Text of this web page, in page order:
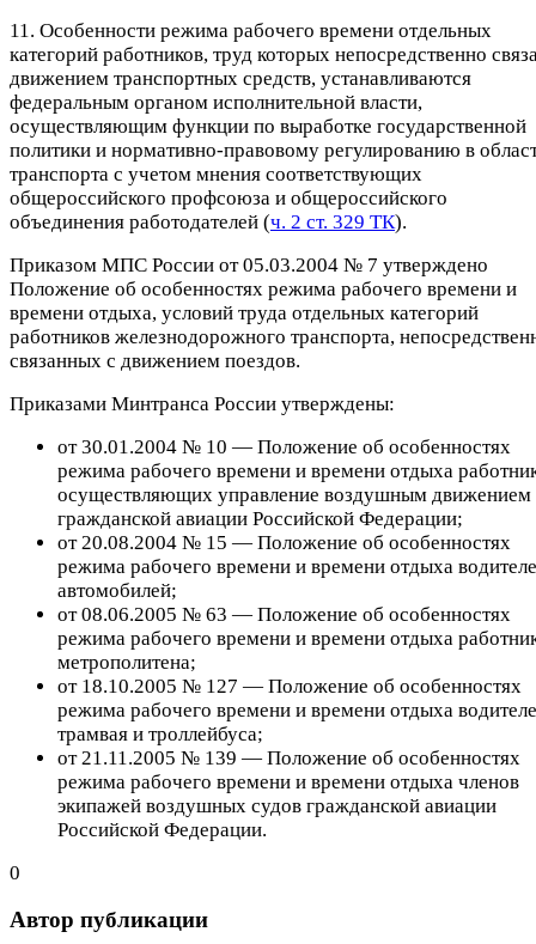
11. Особенности режима рабочего времени отдельных
категорий работников, труд которых непосредственно
движением транспортных средств, устанавливаются
федеральным органом исполнительной власти,
осуществляющим функции по выработке государственной
политики и нормативно-правовому регулированию в
транспорта с учетом мнения соответствующих
общероссийского профсоюза и общероссийского
объединения работодателей (ч. 2 ст. 329 ТК).
Приказом МПС России от 05.03.2004 № 7 утверждено
Положение об особенностях режима рабочего времени и
времени отдыха, условий труда отдельных категорий
работников железнодорожного транспорта,
связанных с движением поездов.
Приказами Минтранса России утверждены:
от 30.01.2004 № 10 — Положение об особенностях
режима рабочего времени и времени отдыха
осуществляющих управление воздушным движением
гражданской авиации Российской Федерации;
от 20.08.2004 № 15 — Положение об особенностях
режима рабочего времени и времени отдыха
автомобилей;
от 08.06.2005 № 63 — Положение об особенностях
режима рабочего времени и времени отдыха
метрополитена;
от 18.10.2005 № 127 — Положение об особенностях
режима рабочего времени и времени отдыха
трамвая и троллейбуса;
от 21.11.2005 № 139 — Положение об особенностях
режима рабочего времени и времени отдыха членов
экипажей воздушных судов гражданской авиации
Российской Федерации.
0
Автор публикации